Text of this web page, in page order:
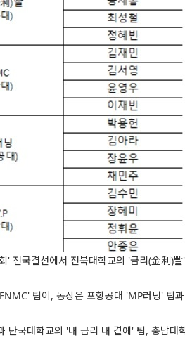
' 전국결선에서 전북대학교의 '금리(金利)
팀이, 동상은 포항공대 'MP러닝' 팀
단국대학교의 '내 금리 내 곁에' 팀, 충남대